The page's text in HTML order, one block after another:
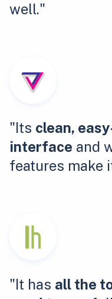
well."
"Its clean,
interface and
features make
"It has all the